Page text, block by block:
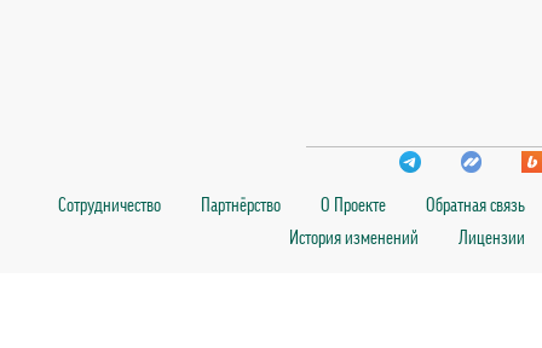
Сотрудничество Партнёрство О Проекте
Обратная связь
История изменений
Лицензии